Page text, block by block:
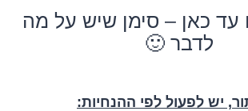
כאן – סימן שיש על מה
לדבר 🙂
יש לפעול לפי ההנחיות: